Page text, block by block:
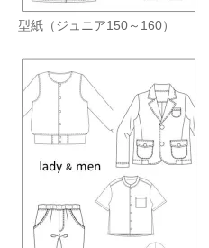
型紙（ジュニア150～160）